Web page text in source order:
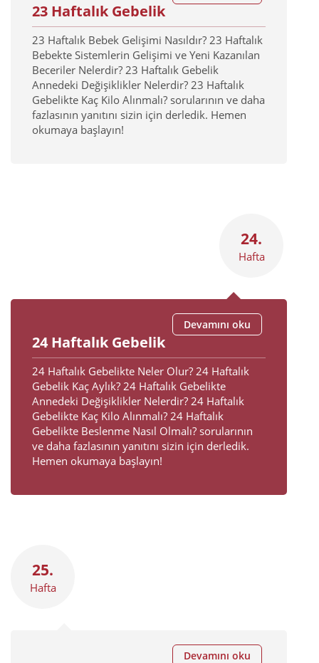
23 Haftalık Gebelik
23 Haftalık Bebek Gelişimi Nasıldır? 23 Haftalık
Bebekte Sistemlerin Gelişimi ve Yeni Kazanılan
Beceriler Nelerdir? 23 Haftalık Gebelik
Annedeki Değişiklikler Nelerdir? 23 Haftalık
Gebelikte Kaç Kilo Alınmalı? sorularının ve daha
fazlasının yanıtını sizin için derledik. Hemen
okumaya başlayın!
24.
Hafta
24 Haftalık Gebelik
24 Haftalık Gebelikte Neler Olur? 24 Haftalık
Gebelik Kaç Aylık? 24 Haftalık Gebelikte
Annedeki Değişiklikler Nelerdir? 24 Haftalık
Gebelikte Kaç Kilo Alınmalı? 24 Haftalık
Gebelikte Beslenme Nasıl Olmalı? sorularının
ve daha fazlasının yanıtını sizin için derledik.
Hemen okumaya başlayın!
Devamını oku
25.
Hafta
Devamını oku